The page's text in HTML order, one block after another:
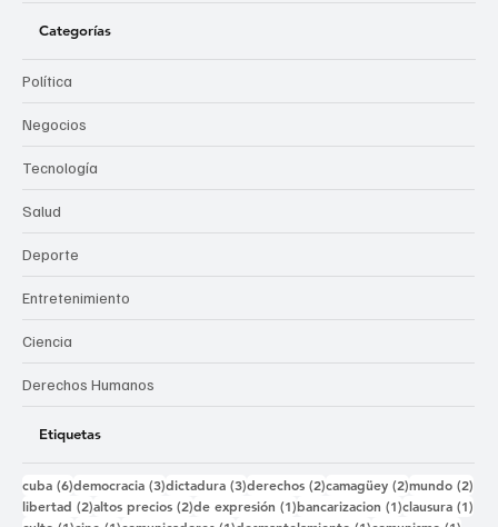
Categorías
Política
Negocios
Tecnología
Salud
Deporte
Entretenimiento
Ciencia
Derechos Humanos
Etiquetas
cuba (6)6 entradas
democracia (3)3 entradas
dictadura (3)3 entradas
derechos (2)2 entradas
camagüey (2)2 entradas
mundo (2)
libertad (2)2 entradas
altos precios (2)2 entradas
de expresión (1)1 entrada
bancarizacion (1)1 entrada
clausura (1)